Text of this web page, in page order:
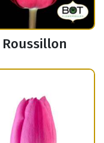
Roussillon